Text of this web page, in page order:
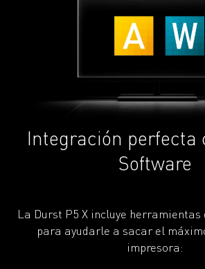
Integración perfecta
Software
La Durst P5 X incluye herramientas
para ayudarle a sacar el
impresora: